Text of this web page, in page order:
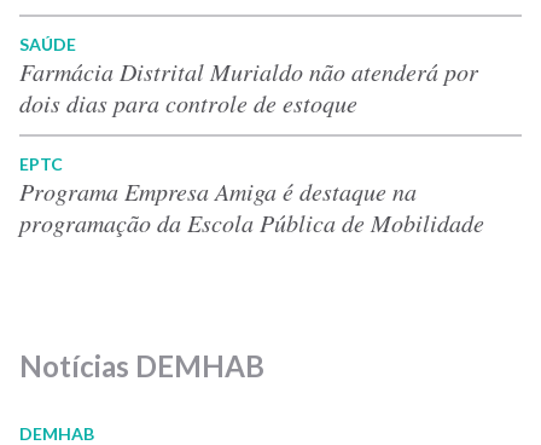
SAÚDE
Farmácia Distrital Murialdo não atenderá por
dois dias para controle de estoque
EPTC
Programa Empresa Amiga é destaque na
programação da Escola Pública de Mobilidade
Notícias DEMHAB
DEMHAB